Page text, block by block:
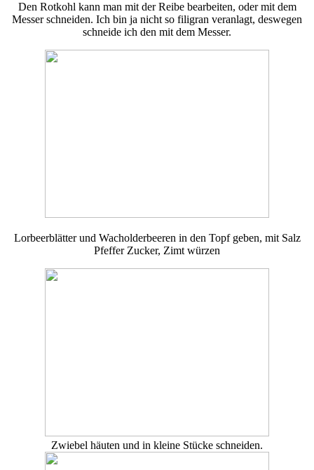
Den Rotkohl kann man mit der Reibe bearbeiten, oder mit dem
Messer schneiden. Ich bin ja nicht so filigran veranlagt, deswegen
schneide ich den mit dem Messer.
Lorbeerblätter und Wacholderbeeren in den Topf geben, mit Salz
Pfeffer Zucker, Zimt würzen
Zwiebel häuten und in kleine Stücke schneiden.